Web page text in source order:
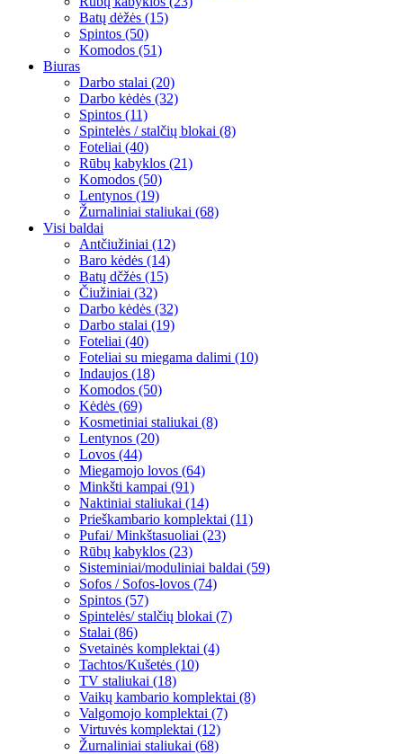
Batų dėžės (15)
Spintos (50)
Komodos (51)
Biuras
Darbo stalai (20)
Darbo kėdės (32)
Spintos (11)
Spintelės / stalčių blokai (8)
Foteliai (40)
Rūbų kabyklos (21)
Komodos (50)
Lentynos (19)
Žurnaliniai staliukai (68)
Visi baldai
Antčiužiniai (12)
Baro kėdės (14)
Batų dčžės (15)
Čiužiniai (32)
Darbo kėdės (32)
Darbo stalai (19)
Foteliai (40)
Foteliai su miegama dalimi (10)
Indaujos (18)
Komodos (50)
Kėdės (69)
Kosmetiniai staliukai (8)
Lentynos (20)
Lovos (44)
Miegamojo lovos (64)
Minkšti kampai (91)
Naktiniai staliukai (14)
Prieškambario komplektai (11)
Pufai/ Minkštasuoliai (23)
Rūbų kabyklos (23)
Sisteminiai/moduliniai baldai (59)
Sofos / Sofos-lovos (74)
Spintos (57)
Spintelės/ stalčių blokai (7)
Stalai (86)
Svetainės komplektai (4)
Tachtos/Kušetės (10)
TV staliukai (18)
Vaikų kambario komplektai (8)
Valgomojo komplektai (7)
Virtuvės komplektai (12)
Žurnaliniai staliukai (68)